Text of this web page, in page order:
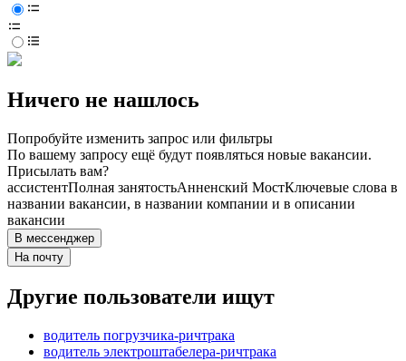
Ничего не нашлось
Попробуйте изменить запрос или фильтры
По вашему запросу ещё будут появляться новые вакансии.
Присылать вам?
ассистентПолная занятостьАнненский МостКлючевые слова в
названии вакансии, в названии компании и в описании
вакансии
В мессенджер
На почту
Другие пользователи ищут
водитель погрузчика-ричтрака
водитель электроштабелера-ричтрака